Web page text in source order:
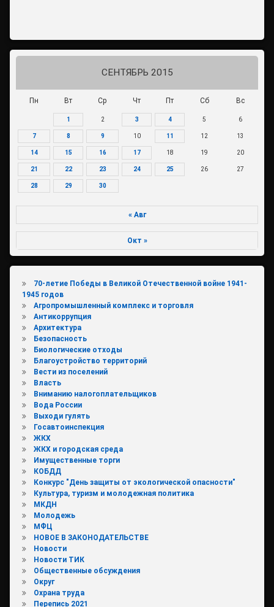
СЕНТЯБРЬ 2015
Пн Вт Ср Чт Пт Сб Вс
1 2 3 4 5 6
7 8 9 10 11 12 13
14 15 16 17 18 19 20
21 22 23 24 25 26 27
28 29 30
« Авг
Окт »
70-летие Победы в Великой Отечественной войне 1941-
1945 годов
Агропромышленный комплекс и торговля
Антикоррупция
Архитектура
Безопасность
Биологические отходы
Благоустройство территорий
Вести из поселений
Власть
Вниманию налогоплательщиков
Вода России
Выходи гулять
Госавтоинспекция
ЖКХ
ЖКХ и городская среда
Имущественные торги
КОБДД
Конкурс "День защиты от экологической опасности"
Культура, туризм и молодежная политика
МКДН
Молодежь
МФЦ
НОВОЕ В ЗАКОНОДАТЕЛЬСТВЕ
Новости
Новости ТИК
Общественные обсуждения
Округ
Охрана труда
Перепись 2021